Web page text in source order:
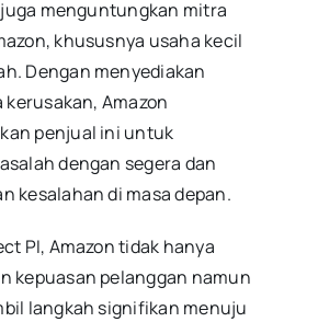
menguntungkan mitra
khususnya usaha kecil
Dengan menyediakan
kerusakan, Amazon
penjual ini untuk
dengan segera dan
kesalahan di masa depan.
PI, Amazon tidak hanya
kepuasan pelanggan namun
langkah signifikan menuju